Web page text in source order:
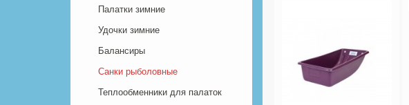
Палатки зимние
Удочки зимние
Балансиры
Санки рыболовные
Теплообменники для палаток